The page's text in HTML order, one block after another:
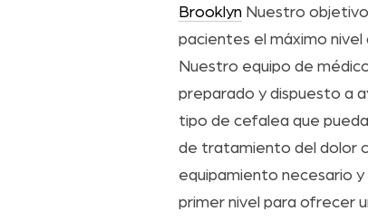
Brooklyn Nuestro
pacientes el máximo nivel
Nuestro equipo de
preparado y dispuesto a
tipo de cefalea que
de tratamiento del dolor
equipamiento necesario
primer nivel para ofrecer